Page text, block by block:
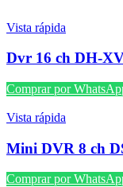
Vista rápida
Dvr 16 ch DH-
Comprar por
Vista rápida
Mini DVR 8 ch
Comprar por